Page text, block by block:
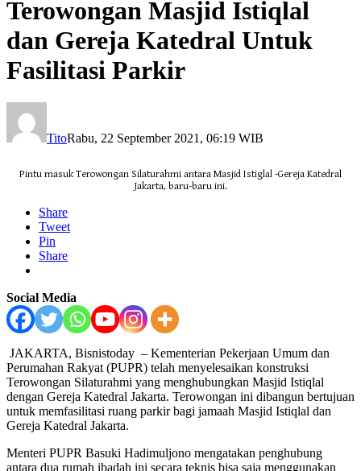
Terowongan Masjid Istiqlal
dan Gereja Katedral Untuk
Fasilitasi Parkir
TitoRabu, 22 September 2021, 06:19 WIB
Pintu masuk Terowongan Silaturahmi antara Masjid Istiglal -Gereja Katedral
Jakarta, baru-baru ini.
Share
Tweet
Pin
Share
Social Media
JAKARTA, Bisnistoday – Kementerian Pekerjaan Umum dan
Perumahan Rakyat (PUPR) telah menyelesaikan konstruksi
Terowongan Silaturahmi yang menghubungkan Masjid Istiqlal
dengan Gereja Katedral Jakarta. Terowongan ini dibangun bertujuan
untuk memfasilitasi ruang parkir bagi jamaah Masjid Istiqlal dan
Gereja Katedral Jakarta.
Menteri PUPR Basuki Hadimuljono mengatakan penghubung
antara dua rumah ibadah ini secara teknis bisa saja menggunakan